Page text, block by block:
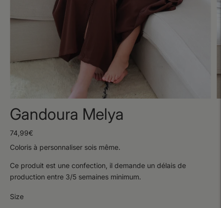
Gandoura Melya
74,99€
Coloris à personnaliser sois même.
Ce produit est une confection, il demande un délais de
production entre 3/5 semaines minimum.
Size